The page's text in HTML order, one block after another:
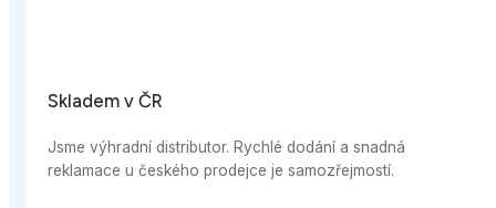
Rychlé dodání a snadná
prodejce je samozřejmostí.